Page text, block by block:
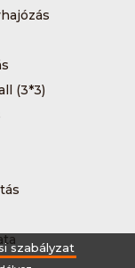
(3*3)
szabályzat